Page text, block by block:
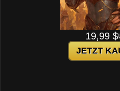
19,99 $
JETZT